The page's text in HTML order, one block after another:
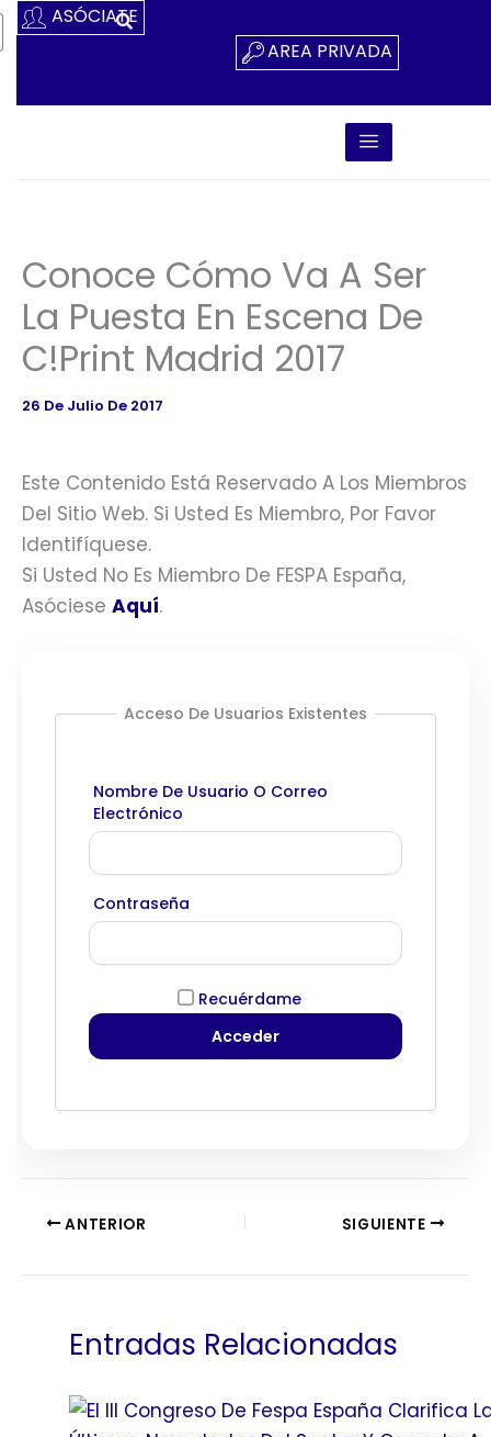
Ir
Al
ASÓCIATE
AREA PRIVADA
Conoce Cómo Va A Ser
La Puesta En Escena De
C!Print Madrid 2017
26 De Julio De 2017
Este Contenido Está Reservado A Los Miembros
Del Sitio Web. Si Usted Es Miembro, Por Favor
Identifíquese.
Si Usted No Es Miembro De FESPA España,
Asóciese Aquí.
Acceso De Usuarios Existentes
Nombre De Usuario O Correo
Electrónico
Contraseña
Recuérdame
ANTERIOR SIGUIENTE
Entradas Relacionadas